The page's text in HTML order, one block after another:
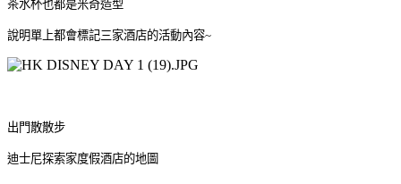
茶水杯也都是米奇造型
說明單上都會標記三家酒店的活動內容~
出門散散步
迪士尼探索家度假酒店的地圖